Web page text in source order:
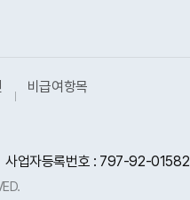
비급여항목
사업자등록번호 : 797-92-01582